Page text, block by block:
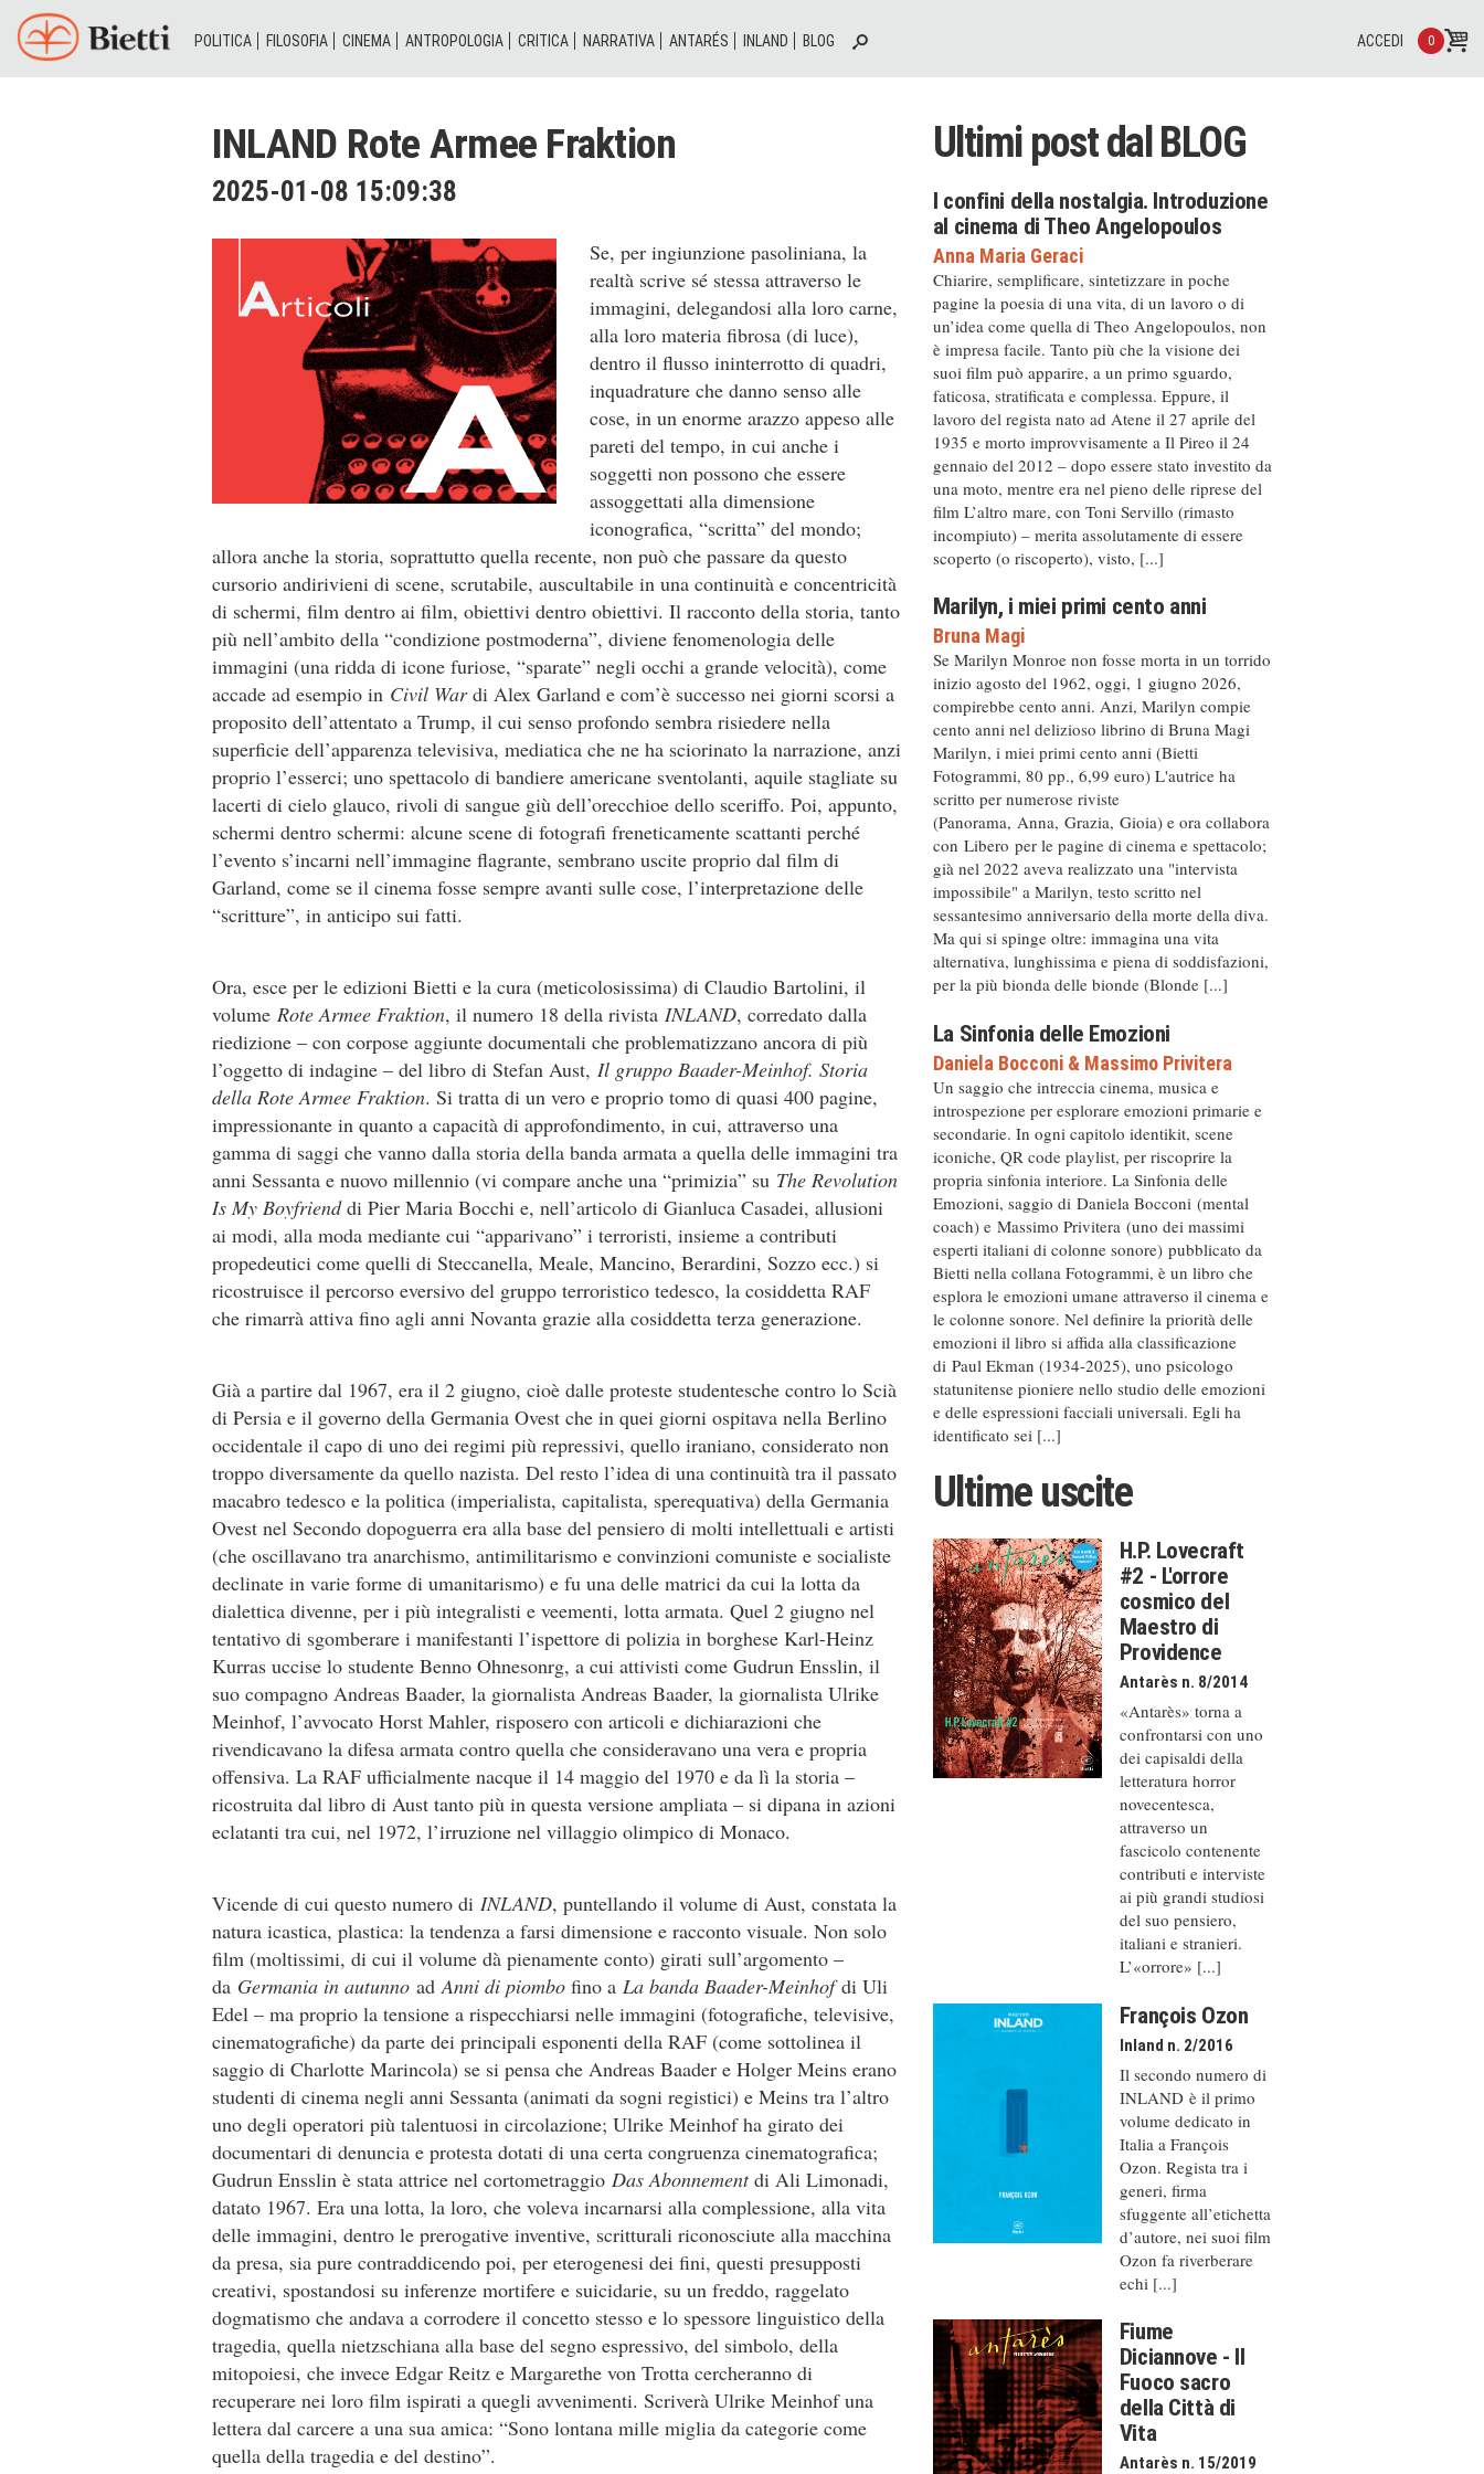
POLITICA FILOSOFIA CINEMA ANTROPOLOGIA CRITICA NARRATIVA ANTARÉS INLAND BLOG 0
ACCEDI
INLAND Rote Armee Fraktion
2025-01-08 15:09:38
Se, per ingiunzione pasoliniana, la
realtà scrive sé stessa attraverso le
immagini, delegandosi alla loro carne,
alla loro materia fibrosa (di luce),
dentro il flusso ininterrotto di quadri,
inquadrature che danno senso alle
cose, in un enorme arazzo appeso alle
pareti del tempo, in cui anche i
soggetti non possono che essere
assoggettati alla dimensione
iconografica, “scritta” del mondo;
allora anche la storia, soprattutto quella recente, non può che passare da questo
cursorio andirivieni di scene, scrutabile, auscultabile in una continuità e concentricità
di schermi, film dentro ai film, obiettivi dentro obiettivi. Il racconto della storia, tanto
più nell’ambito della “condizione postmoderna”, diviene fenomenologia delle
immagini (una ridda di icone furiose, “sparate” negli occhi a grande velocità), come
accade ad esempio in Civil Wardi Alex Garland e com’è successo nei giorni scorsi a
proposito dell’attentato a Trump, il cui senso profondo sembra risiedere nella
superficie dell’apparenza televisiva, mediatica che ne ha sciorinato la narrazione, anzi
proprio l’esserci; uno spettacolo di bandiere americane sventolanti, aquile stagliate su
lacerti di cielo glauco, rivoli di sangue giù dell’orecchioe dello sceriffo. Poi, appunto,
schermi dentro schermi: alcune scene di fotografi freneticamente scattanti perché
l’evento s’incarni nell’immagine flagrante, sembrano uscite proprio dal film di
Garland, come se il cinema fosse sempre avanti sulle cose, l’interpretazione delle
“scritture”, in anticipo sui fatti.
Ora, esce per le edizioni Bietti e la cura (meticolosissima) di Claudio Bartolini, il
volume Rote Armee Fraktion, il numero 18 della rivista INLAND, corredato dalla
riedizione – con corpose aggiunte documentali che problematizzano ancora di più
l’oggetto di indagine – del libro di Stefan Aust, Il gruppo Baader-Meinhof. Storia
della Rote Armee Fraktion. Si tratta di un vero e proprio tomo di quasi 400 pagine,
impressionante in quanto a capacità di approfondimento, in cui, attraverso una
gamma di saggi che vanno dalla storia della banda armata a quella delle immagini tra
anni Sessanta e nuovo millennio (vi compare anche una “primizia” su The Revolution
Is My Boyfrienddi Pier Maria Bocchi e, nell’articolo di Gianluca Casadei, allusioni
ai modi, alla moda mediante cui “apparivano” i terroristi, insieme a contributi
propedeutici come quelli di Steccanella, Meale, Mancino, Berardini, Sozzo ecc.) si
ricostruisce il percorso eversivo del gruppo terroristico tedesco, la cosiddetta RAF
che rimarrà attiva fino agli anni Novanta grazie alla cosiddetta terza generazione.
Già a partire dal 1967, era il 2 giugno, cioè dalle proteste studentesche contro lo Scià
di Persia e il governo della Germania Ovest che in quei giorni ospitava nella Berlino
occidentale il capo di uno dei regimi più repressivi, quello iraniano, considerato non
troppo diversamente da quello nazista. Del resto l’idea di una continuità tra il passato
macabro tedesco e la politica (imperialista, capitalista, sperequativa) della Germania
Ovest nel Secondo dopoguerra era alla base del pensiero di molti intellettuali e artisti
(che oscillavano tra anarchismo, antimilitarismo e convinzioni comuniste e socialiste
declinate in varie forme di umanitarismo) e fu una delle matrici da cui la lotta da
dialettica divenne, per i più integralisti e veementi, lotta armata. Quel 2 giugno nel
tentativo di sgomberare i manifestanti l’ispettore di polizia in borghese Karl-Heinz
Kurras uccise lo studente Benno Ohnesonrg, a cui attivisti come Gudrun Ensslin, il
suo compagno Andreas Baader, la giornalista Andreas Baader, la giornalista Ulrike
Meinhof, l’avvocato Horst Mahler, risposero con articoli e dichiarazioni che
rivendicavano la difesa armata contro quella che consideravano una vera e propria
offensiva. La RAF ufficialmente nacque il 14 maggio del 1970 e da lì la storia –
ricostruita dal libro di Aust tanto più in questa versione ampliata – si dipana in azioni
eclatanti tra cui, nel 1972, l’irruzione nel villaggio olimpico di Monaco.
Vicende di cui questo numero di INLAND, puntellando il volume di Aust, constata la
natura icastica, plastica: la tendenza a farsi dimensione e racconto visuale. Non solo
film (moltissimi, di cui il volume dà pienamente conto) girati sull’argomento –
da Germania in autunno adAnni di piombo fino a La banda Baader-Meinhofdi Uli
Edel – ma proprio la tensione a rispecchiarsi nelle immagini (fotografiche, televisive,
cinematografiche) da parte dei principali esponenti della RAF (come sottolinea il
saggio di Charlotte Marincola) se si pensa che Andreas Baader e Holger Meins erano
studenti di cinema negli anni Sessanta (animati da sogni registici) e Meins tra l’altro
uno degli operatori più talentuosi in circolazione; Ulrike Meinhof ha girato dei
documentari di denuncia e protesta dotati di una certa congruenza cinematografica;
Gudrun Ensslin è stata attrice nel cortometraggio Das Abonnementdi Ali Limonadi,
datato 1967. Era una lotta, la loro, che voleva incarnarsi alla complessione, alla vita
delle immagini, dentro le prerogative inventive, scritturali riconosciute alla macchina
da presa, sia pure contraddicendo poi, per eterogenesi dei fini, questi presupposti
creativi, spostandosi su inferenze mortifere e suicidarie, su un freddo, raggelato
dogmatismo che andava a corrodere il concetto stesso e lo spessore linguistico della
tragedia, quella nietzschiana alla base del segno espressivo, del simbolo, della
mitopoiesi, che invece Edgar Reitz e Margarethe von Trotta cercheranno di
recuperare nei loro film ispirati a quegli avvenimenti. Scriverà Ulrike Meinhof una
lettera dal carcere a una sua amica: “Sono lontana mille miglia da categorie come
quella della tragedia e del destino”.
Ultimi post dal BLOG
I confini della nostalgia. Introduzione
al cinema di Theo Angelopoulos
Anna Maria Geraci
Chiarire, semplificare, sintetizzare in poche
pagine la poesia di una vita, di un lavoro o di
un’idea come quella di Theo Angelopoulos, non
è impresa facile. Tanto più che la visione dei
suoi film può apparire, a un primo sguardo,
faticosa, stratificata e complessa. Eppure, il
lavoro del regista nato ad Atene il 27 aprile del
1935 e morto improvvisamente a Il Pireo il 24
gennaio del 2012 – dopo essere stato investito da
una moto, mentre era nel pieno delle riprese del
film L’altro mare, con Toni Servillo (rimasto
incompiuto) – merita assolutamente di essere
scoperto (o riscoperto), visto, [...]
Marilyn, i miei primi cento anni
Bruna Magi
Se Marilyn Monroe non fosse morta in un torrido
inizio agosto del 1962, oggi, 1 giugno 2026,
compirebbe cento anni. Anzi, Marilyn compie
cento anni nel delizioso librino di Bruna Magi
Marilyn, i miei primi cento anni (Bietti
Fotogrammi, 80 pp., 6,99 euro) L'autrice ha
scritto per numerose riviste
(Panorama, Anna, Grazia, Gioia) e ora collabora
con Libero per le pagine di cinema e spettacolo;
già nel 2022 aveva realizzato una "intervista
impossibile" a Marilyn, testo scritto nel
sessantesimo anniversario della morte della diva.
Ma qui si spinge oltre: immagina una vita
alternativa, lunghissima e piena di soddisfazioni,
per la più bionda delle bionde (Blonde [...]
La Sinfonia delle Emozioni
Daniela Bocconi& Massimo Privitera
Un saggio che intreccia cinema, musica e
introspezione per esplorare emozioni primarie e
secondarie. In ogni capitolo identikit, scene
iconiche, QR code playlist, per riscoprire la
propria sinfonia interiore. La Sinfonia delle
Emozioni, saggio di Daniela Bocconi (mental
coach) e Massimo Privitera (uno dei massimi
esperti italiani di colonne sonore) pubblicato da
Bietti nella collana Fotogrammi, è un libro che
esplora le emozioni umane attraverso il cinema e
le colonne sonore. Nel definire la priorità delle
emozioni il libro si affida alla classificazione
di Paul Ekman (1934-2025), uno psicologo
statunitense pioniere nello studio delle emozioni
e delle espressioni facciali universali. Egli ha
identificato sei [...]
Ultime uscite
H.P. Lovecraft
#2 - L'orrore
cosmico del
Maestro di
Providence
Antarès n. 8/2014
«Antarès» torna a
confrontarsi con uno
dei capisaldi della
letteratura horror
novecentesca,
attraverso un
fascicolo contenente
contributi e interviste
ai più grandi studiosi
del suo pensiero,
italiani e stranieri.
L’«orrore» [...]
François Ozon
Inland n. 2/2016
Il secondo numero di
INLAND è il primo
volume dedicato in
Italia a François
Ozon. Regista tra i
generi, firma
sfuggente all’etichetta
d’autore, nei suoi film
Ozon fa riverberare
echi [...]
Fiume
Diciannove - Il
Fuoco sacro
della Città di
Vita
Antarès n. 15/2019